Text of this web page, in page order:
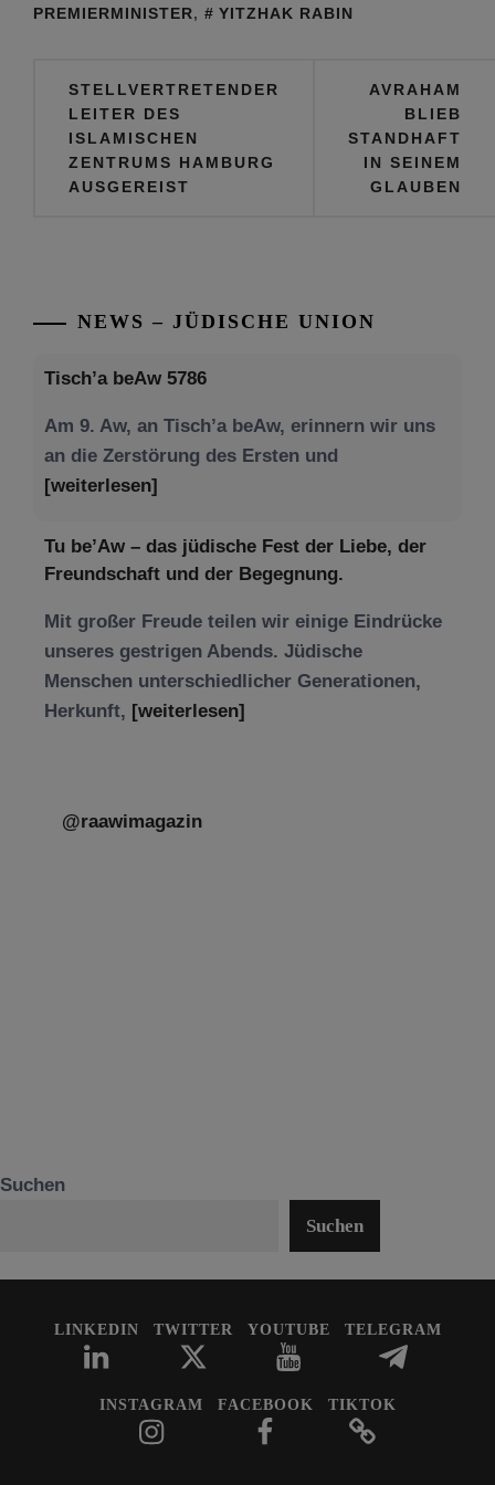
PREMIERMINISTER, YITZHAK RABIN
Beitragsnavigation
STELLVERTRETENDER
LEITER DES
ISLAMISCHEN
ZENTRUMS HAMBURG
AUSGEREIST
AVRAHAM
BLIEB
STANDHAFT
IN SEINEM
GLAUBEN
NEWS – JÜDISCHE UNION
Tisch’a beAw 5786
Am 9. Aw, an Tisch’a beAw, erinnern wir uns
an die Zerstörung des Ersten und
[weiterlesen]
Tu be’Aw – das jüdische Fest der Liebe, der
Freundschaft und der Begegnung.
Mit großer Freude teilen wir einige Eindrücke
unseres gestrigen Abends. Jüdische
Menschen unterschiedlicher Generationen,
Herkunft, [weiterlesen]
@raawimagazin
Suchen
Suchen
LINKEDIN TWITTER YOUTUBE TELEGRAM
INSTAGRAM FACEBOOK TIKTOK